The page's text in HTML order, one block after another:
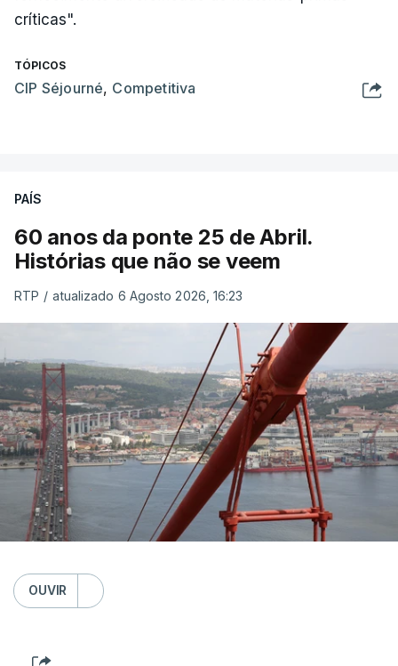
críticas".
TÓPICOS
CIP Séjourné, Competitiva
PAÍS
60 anos da ponte 25 de Abril.
Histórias que não se veem
RTP / atualizado 6 Agosto 2026, 16:23
OUVIR